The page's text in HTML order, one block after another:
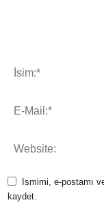
Ismimi, e-postamı
kaydet.